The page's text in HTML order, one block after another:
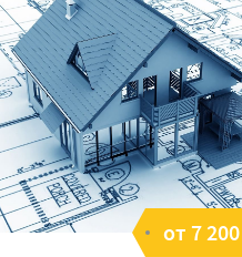
от 7